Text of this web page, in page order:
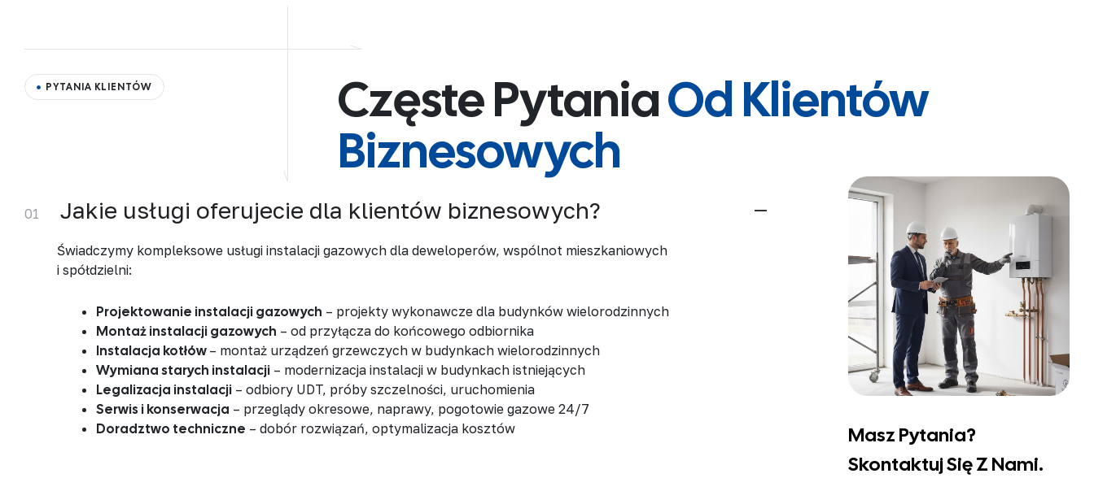
PYTANIA KLIENTÓW Częste PytaniaOd Klientów
Biznesowych
01 Jakie usługi oferujecie dla klientów biznesowych?
Świadczymy kompleksowe usługi instalacji gazowych dla deweloperów, wspólnot mieszkaniowych
i spółdzielni:
Projektowanie instalacji gazowych – projekty wykonawcze dla budynków wielorodzinnych
Montaż instalacji gazowych – od przyłącza do końcowego odbiornika
Instalacja kotłów – montaż urządzeń grzewczych w budynkach wielorodzinnych
Wymiana starych instalacji – modernizacja instalacji w budynkach istniejących
Legalizacja instalacji – odbiory UDT, próby szczelności, uruchomienia
Serwis i konserwacja – przeglądy okresowe, naprawy, pogotowie gazowe 24/7
Doradztwo techniczne – dobór rozwiązań, optymalizacja kosztów
Masz Pytania?
Skontaktuj Się Z Nami.